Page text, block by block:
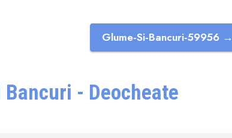
Glume-Si-Bancuri-59956 →
Bancuri - Deocheate